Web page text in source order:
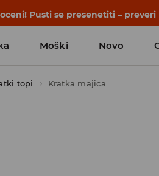
zgodbe se začnejo še pred
Moški Novo
topi Kratka majica